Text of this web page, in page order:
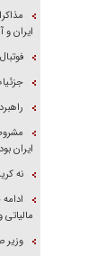
ایران
ایران بود
نه
وزیر